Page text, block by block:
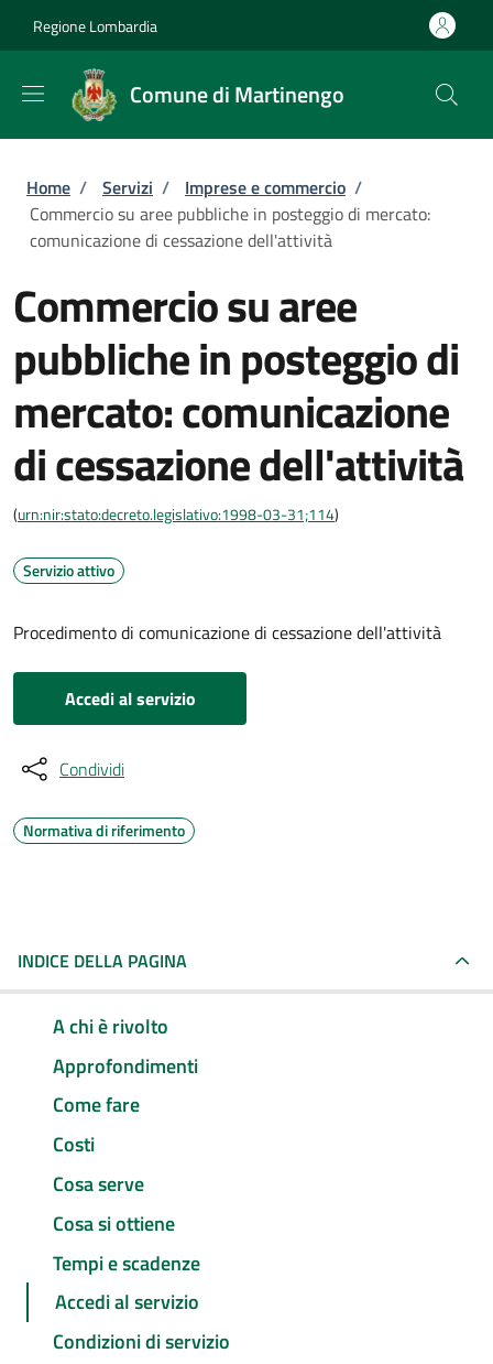
Regione Lombardia
Comune di Martinengo
Briciole di pane
Home / Servizi / Imprese e commercio /
Commercio su aree pubbliche in posteggio di mercato:
comunicazione di cessazione dell'attività
Commercio su aree
pubbliche in posteggio di
mercato: comunicazione
di cessazione dell'attività
(urn:nir:stato:decreto.legislativo:1998-03-31;114)
Servizio attivo
Procedimento di comunicazione di cessazione dell'attività
Accedi al servizio
Condividi
Normativa di riferimento
INDICE DELLA PAGINA
A chi è rivolto
Approfondimenti
Come fare
Costi
Cosa serve
Cosa si ottiene
Tempi e scadenze
Accedi al servizio
Condizioni di servizio